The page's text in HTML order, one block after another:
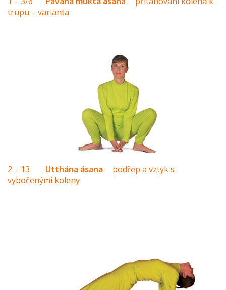
trupu – varianta
2 – 13 Utthána ásana
podřep a vztyk s
vybočenými koleny